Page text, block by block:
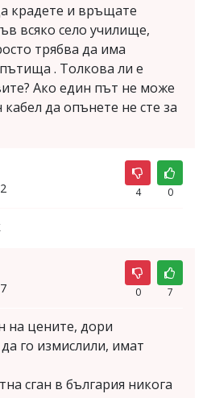
крадете и връщате
всяко село училище,
трябва да има
. Толкова ли е
Ако един път не може
да опънете не сте за
4 0
0 7
на цените, дори
го измислили, имат
сган в българия никога